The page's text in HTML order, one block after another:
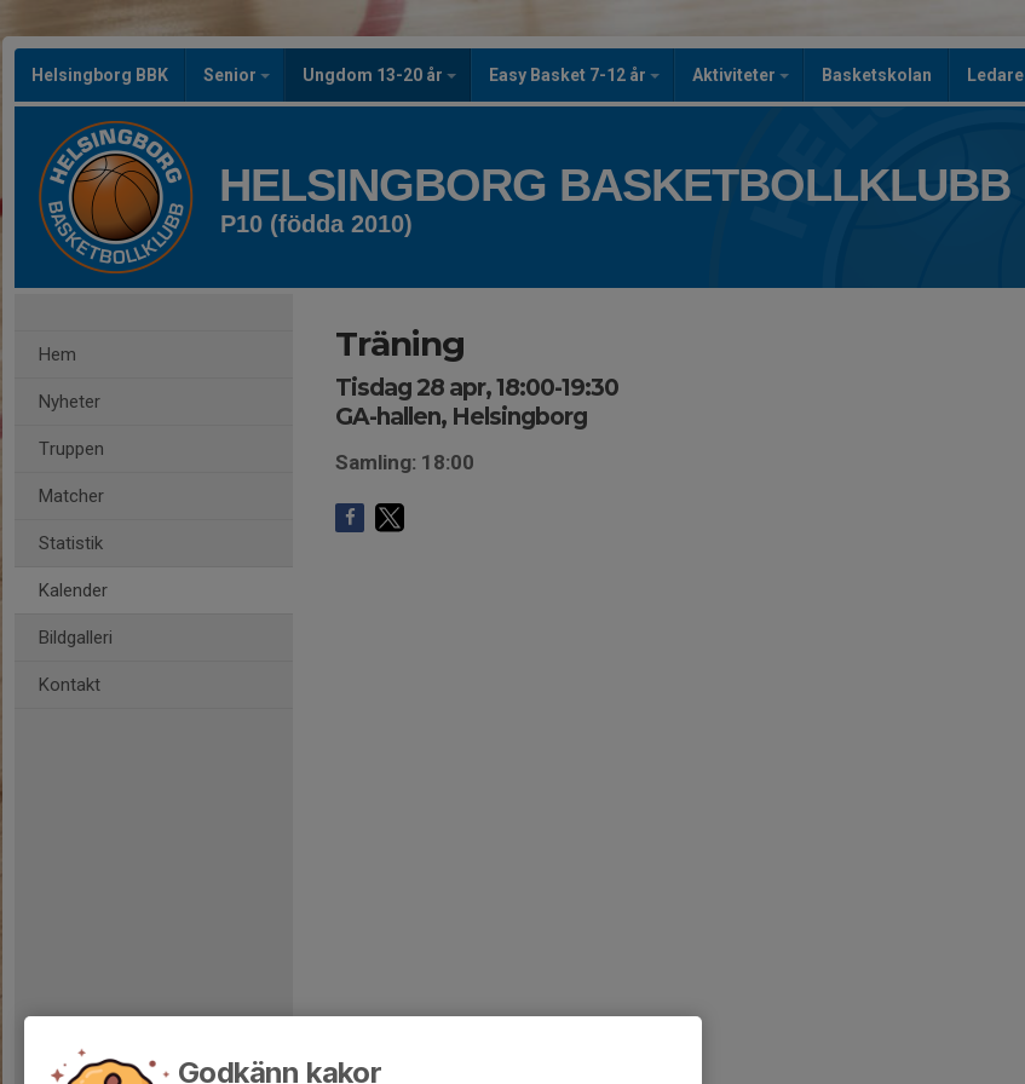
Helsingborg BBK Senior Ungdom 13-20 år Easy Basket 7-12 år Aktiviteter Basketskolan Ledare
HELSINGBORG BASKETBOLLKLUBB
P10 (födda 2010)
Hem
Nyheter
Truppen
Matcher
Statistik
Kalender
Bildgalleri
Kontakt
Träning
Tisdag 28 apr, 18:00-19:30
GA-hallen, Helsingborg
Samling: 18:00
Godkänn kakor